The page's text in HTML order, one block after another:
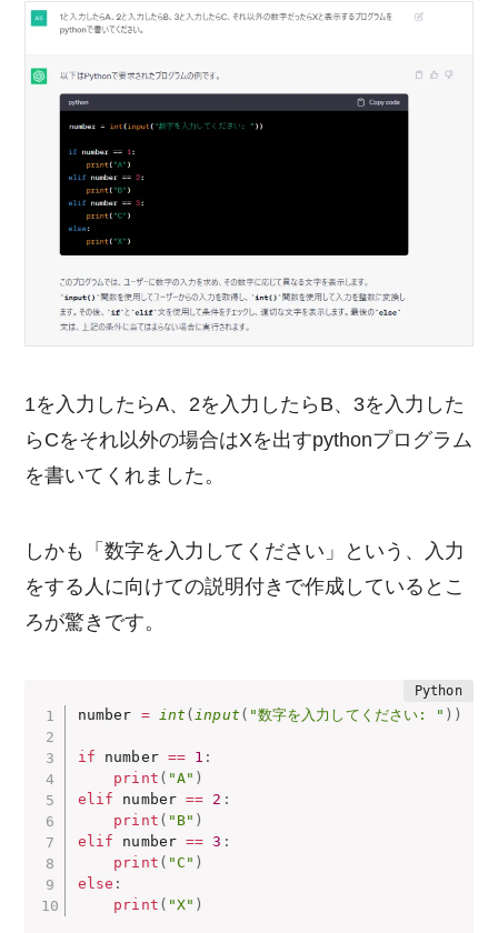
1を入力したらA、2を入力したらB、3を入力した
らCをそれ以外の場合はXを出すpythonプログラム
を書いてくれました。
しかも「数字を入力してください」という、入力
をする人に向けての説明付きで作成しているとこ
ろが驚きです。
number = int (input ( "数字を入力してください: " ) )
if number == 1 :
print ( "A" )
elif number == 2 :
print ( "B" )
elif number == 3 :
print ( "C" )
else :
print ( "X" )